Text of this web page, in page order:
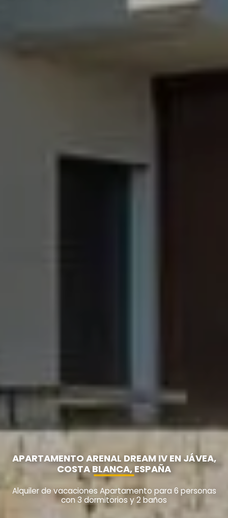
APARTAMENTO ARENAL DREAM IV EN JÁVEA,
COSTA BLANCA, ESPAÑA
Alquiler de vacaciones Apartamento para 6 personas
con 3 dormitorios y 2 baños